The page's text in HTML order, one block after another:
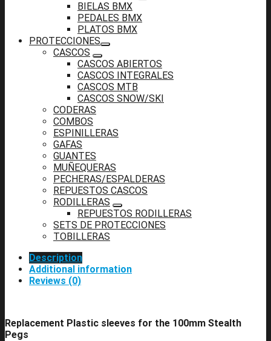
BIELAS BMX
PEDALES BMX
PLATOS BMX
PROTECCIONES
CASCOS
CASCOS ABIERTOS
CASCOS INTEGRALES
CASCOS MTB
CASCOS SNOW/SKI
CODERAS
COMBOS
ESPINILLERAS
GAFAS
GUANTES
MUÑEQUERAS
PECHERAS/ESPALDERAS
REPUESTOS CASCOS
RODILLERAS
REPUESTOS RODILLERAS
SETS DE PROTECCIONES
TOBILLERAS
Description
Additional information
Reviews (0)
Replacement Plastic sleeves for the 100mm Stealth
Pegs